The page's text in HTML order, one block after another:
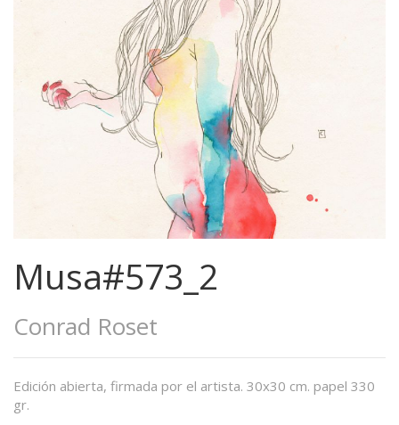
Musa#573_2
Conrad Roset
Edición abierta, firmada por el artista. 30x30 cm. papel 330
gr.